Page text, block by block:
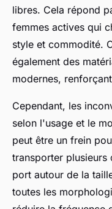
libres. Cela répond
femmes actives qui
style et commodité.
également des
modernes,
Cependant, les
selon l'usage et le
peut être un frein
transporter plusieurs
port autour de la
toutes les